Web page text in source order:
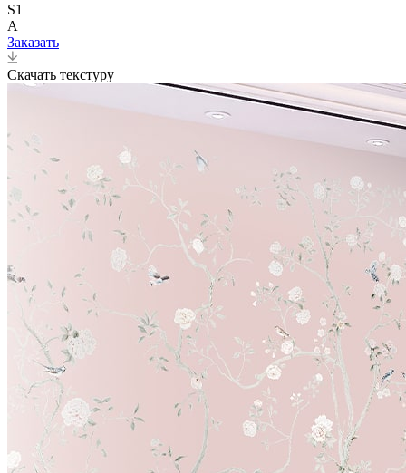
S1
A
Заказать
Скачать текстуру